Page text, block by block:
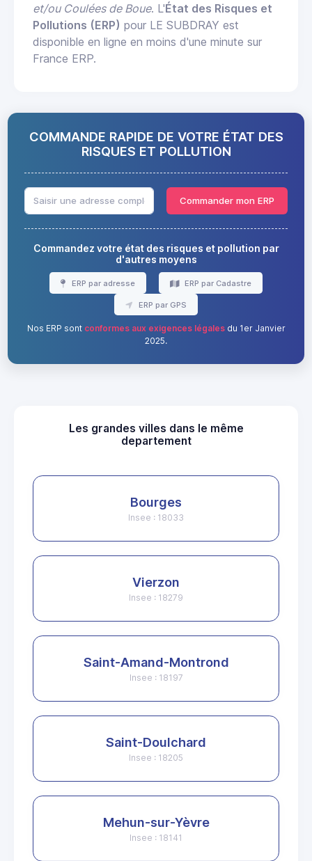
et/ou Coulées de Boue. L'État des Risques et
Pollutions (ERP) pour LE SUBDRAY est
disponible en ligne en moins d'une minute sur
France ERP.
COMMANDE RAPIDE DE VOTRE ÉTAT DES
RISQUES ET POLLUTION
Commander mon ERP
Commandez votre état des risques et pollution par
d'autres moyens
ERP par adresse ERP par Cadastre
ERP par GPS
Nos ERP sont conformes aux exigences légalesdu 1er Janvier
2025.
Les grandes villes dans le même
departement
Bourges
Insee : 18033
Vierzon
Insee : 18279
Saint-Amand-Montrond
Insee : 18197
Saint-Doulchard
Insee : 18205
Mehun-sur-Yèvre
Insee : 18141